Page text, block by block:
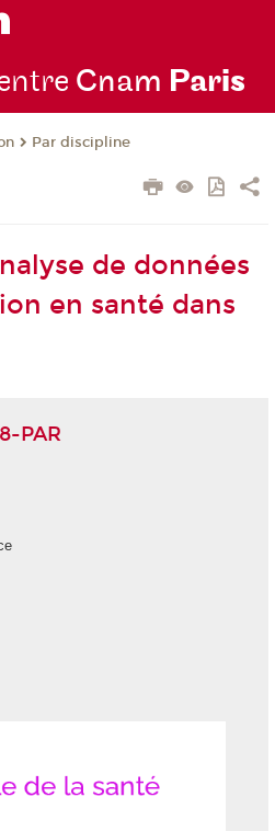
Cnam Paris
Par discipline
de données
en santé dans
PAR